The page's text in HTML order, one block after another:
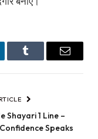
Tumblr Email
Shayari 1 Line –
Speaks